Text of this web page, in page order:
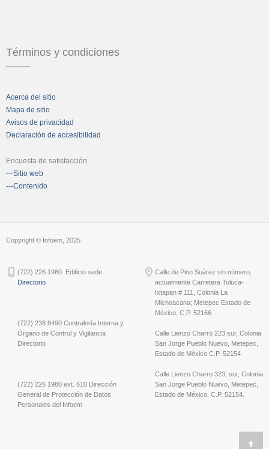
Términos y condiciones
Acerca del sitio
Mapa de sitio
Avisos de privacidad
Declaración de accesibilidad
Encuesta de satisfacción:
---Sitio web
---Contenido
Copyright © Infoem, 2025
(722) 226 1980. Edificio sede
Directorio
(722) 238 8490 Contraloría Interna y
Órgano de Control y Vigilancia
Directorio
(722) 226 1980 ext. 610 Dirección
General de Protección de Datos
Personales del Infoem
Calle de Pino Suárez sin número,
actualmente Carretera Toluca-
Ixtapan # 111, Colonia La
Michoacana; Metepec Estado de
México, C.P. 52166
Calle Lienzo Charro 223 sur, Colonia
San Jorge Pueblo Nuevo, Metepec,
Estado de México C.P. 52154
Calle Lienzo Charro 323, sur, Colonia
San Jorge Pueblo Nuevo, Metepec,
Estado de México, C.P. 52154.